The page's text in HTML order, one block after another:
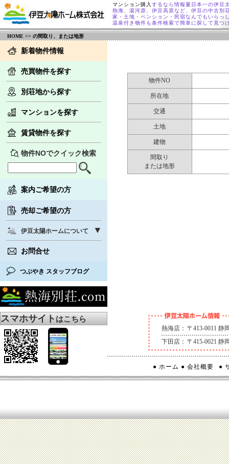
マンション購入 するなら情報量日本一の伊豆
熱海、湯河原、伊豆高原など、伊豆の中古別
家・土地・ペンション・民宿なんでもいらっ
温泉付き物件も条件検索で簡単に探して見つ
HOME >> の間取り、または地形
新着物件情報
売買物件を探す
別荘地から探す
マンションを探す
賃貸物件を探す
物件NOでクイック検索
案内ご希望の方
売却ご希望の方
伊豆太陽ホームについて
お問合せ
つぶやき スタッフブログ
スマホサイトはこちら
物件NO
所在地
交通
土地
建物
間取り
または地形
熱海店： 〒413-0011 静
下田店： 〒415-0021 静
● ホーム ● 会社概要 ●